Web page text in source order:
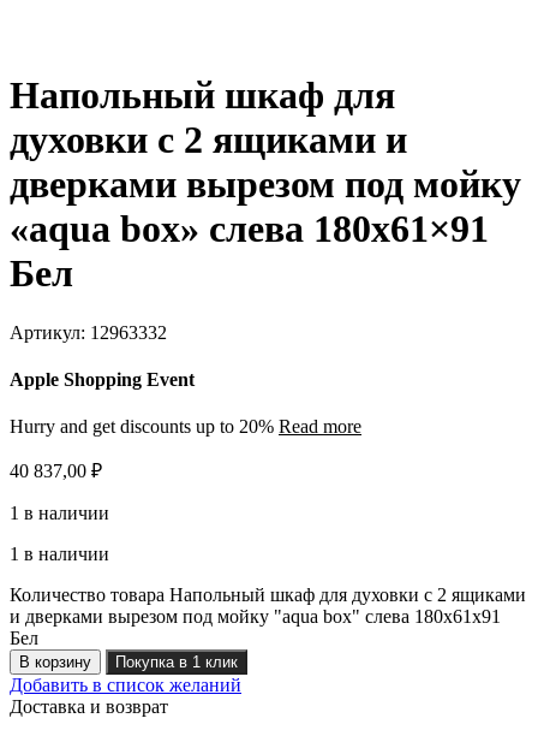
Напольный шкаф для
духовки с 2 ящиками и
дверками вырезом под мойку
«aqua box» слева 180х61×91
Бел
Артикул: 12963332
Apple Shopping Event
Hurry and get discounts up to 20% Read more
40 837,00 ₽
1 в наличии
1 в наличии
Количество товара Напольный шкаф для духовки с 2 ящиками
и дверками вырезом под мойку "aqua box" слева 180х61x91
Бел
В корзину Покупка в 1 клик
Добавить в список желаний
Доставка и возврат